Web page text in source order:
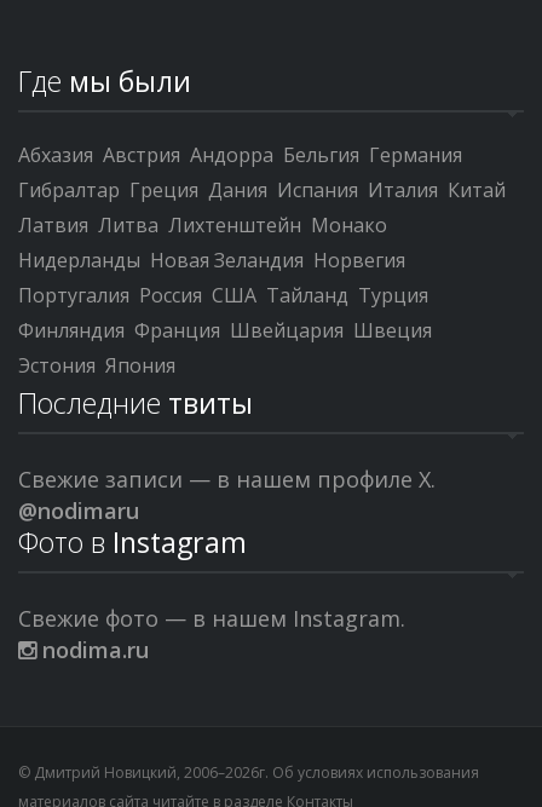
Где мы были
Абхазия Австрия Андорра Бельгия Германия
Гибралтар Греция Дания Испания Италия Китай
Латвия Литва Лихтенштейн Монако
Нидерланды Новая Зеландия Норвегия
Португалия Россия США Тайланд Турция
Финляндия Франция Швейцария Швеция
Эстония Япония
Последние твиты
Свежие записи — в нашем профиле X.
@nodimaru
Фото в Instagram
Свежие фото — в нашем Instagram.
nodima.ru
© Дмитрий Новицкий, 2006–2026г. Об условиях использования
материалов сайта читайте в разделе Контакты